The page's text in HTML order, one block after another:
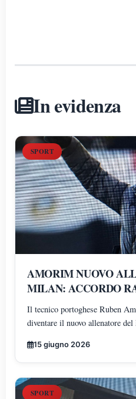
In evidenza
SPORT
AMORIM NUOVO
MILAN: ACCORDO
PRONTO UN
Il tecnico portoghese Ruben
diventare il nuovo allenatore
per una terza stagione e bonus
15 giugno 2026
SPORT